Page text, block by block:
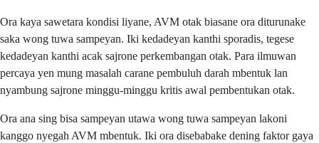
Ora kaya sawetara kondisi liyane, AVM otak biasane ora diturunake
saka wong tuwa sampeyan. Iki kedadeyan kanthi sporadis, tegese
kedadeyan kanthi acak sajrone perkembangan otak. Para ilmuwan
percaya yen mung masalah carane pembuluh darah mbentuk lan
nyambung sajrone minggu-minggu kritis awal pembentukan otak.
Ora ana sing bisa sampeyan utawa wong tuwa sampeyan lakoni
kanggo nyegah AVM mbentuk. Iki ora disebabake dening faktor gaya